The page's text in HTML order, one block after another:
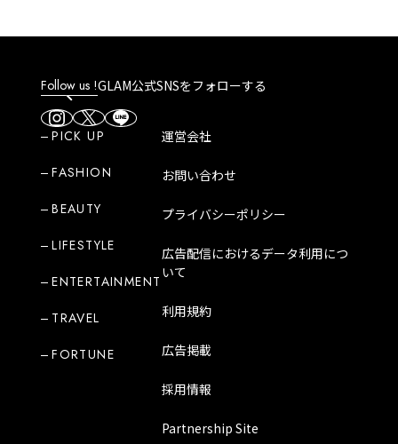
Follow us !GLAM公式SNSをフォローする
PICK UP
FASHION
BEAUTY
LIFESTYLE
ENTERTAINMENT
TRAVEL
FORTUNE
運営会社
お問い合わせ
プライバシーポリシー
広告配信におけるデータ利用につ
いて
利用規約
広告掲載
採用情報
Partnership Site